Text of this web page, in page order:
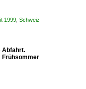
1999 Schweiz
Abfahrt.
Frühsommer